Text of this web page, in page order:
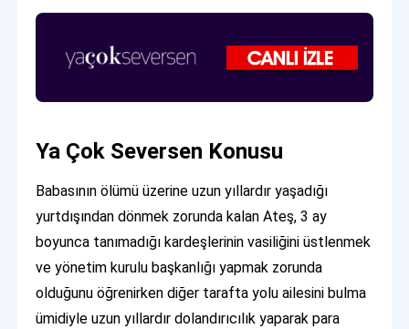
Ya Çok Seversen Konusu
Babasının ölümü üzerine uzun yıllardır yaşadığı
yurtdışından dönmek zorunda kalan Ateş, 3 ay
boyunca tanımadığı kardeşlerinin vasiliğini üstlenmek
ve yönetim kurulu başkanlığı yapmak zorunda
olduğunu öğrenirken diğer tarafta yolu ailesini bulma
ümidiyle uzun yıllardır dolandırıcılık yaparak para